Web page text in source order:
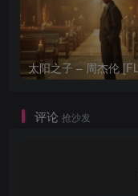
评论 抢沙发